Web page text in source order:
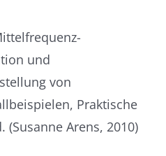
und
von
Praktische
Arens, 2010)